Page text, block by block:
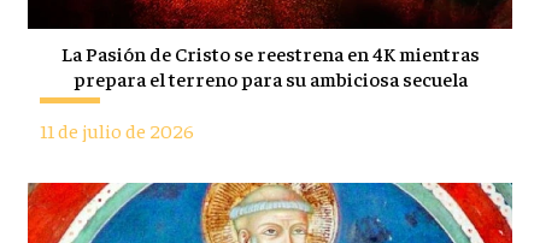
La Pasión de Cristo se reestrena en 4K mientras
prepara el terreno para su ambiciosa secuela
11 de julio de 2026